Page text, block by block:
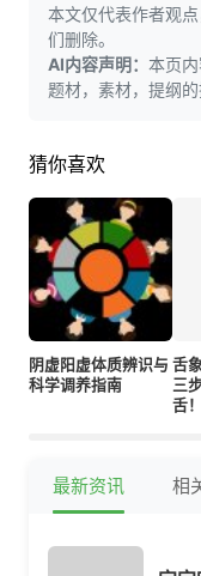
本文仅代表作者观
们删除。
AI内容声明： 本页
题材，素材，提纲的
猜你喜欢
阴虚阳虚体质辨识与
科学调养指南
舌
三
舌！
最新资讯 相